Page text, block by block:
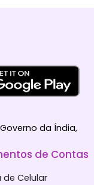
da Índia,
de Contas
de Celular